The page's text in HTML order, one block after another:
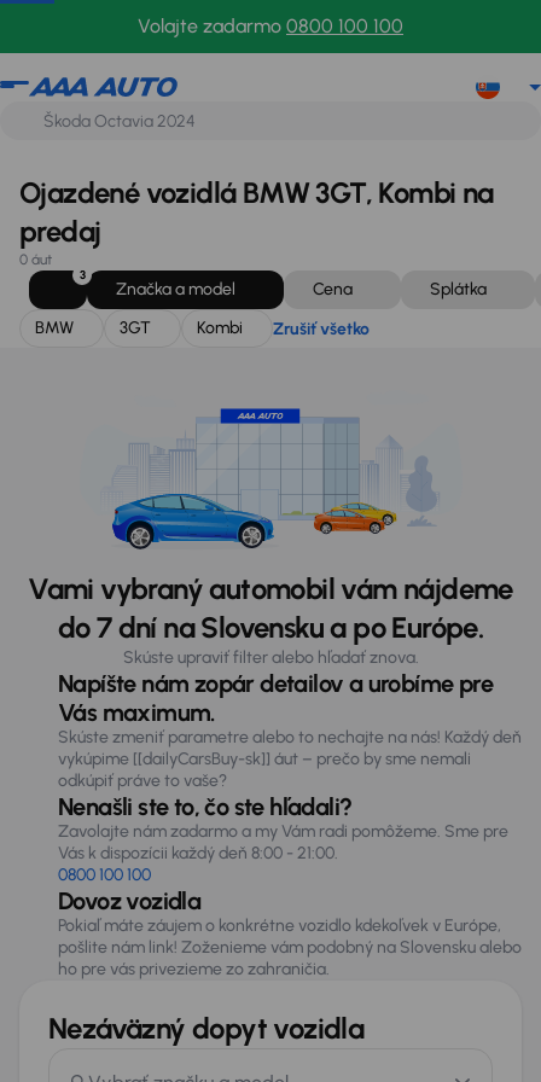
Volajte zadarmo 0800 100 100
BMW
Ojazdené vozidlá BMW 3GT, Kombi na
predaj
0 áut
3
Značka a model Cena
Splátka
BMW
3GT Kombi Zrušiť všetko
Vami vybraný automobil vám nájdeme
do 7 dní na Slovensku a po Európe.
Skúste upraviť filter alebo hľadať znova.
Napíšte nám zopár detailov a urobíme pre
Vás maximum.
Skúste zmeniť parametre alebo to nechajte na nás! Každý deň
vykúpime [[dailyCarsBuy-sk]] áut – prečo by sme nemali
odkúpiť práve to vaše?
Nenašli ste to, čo ste hľadali?
Zavolajte nám zadarmo a my Vám radi pomôžeme. Sme pre
Vás k dispozícii každý deň 8:00 - 21:00.
0800 100 100
Dovoz vozidla
Pokiaľ máte záujem o konkrétne vozidlo kdekoľvek v Európe,
pošlite nám link! Zoženieme vám podobný na Slovensku alebo
ho pre vás privezieme zo zahraničia.
Nezáväzný dopyt vozidla